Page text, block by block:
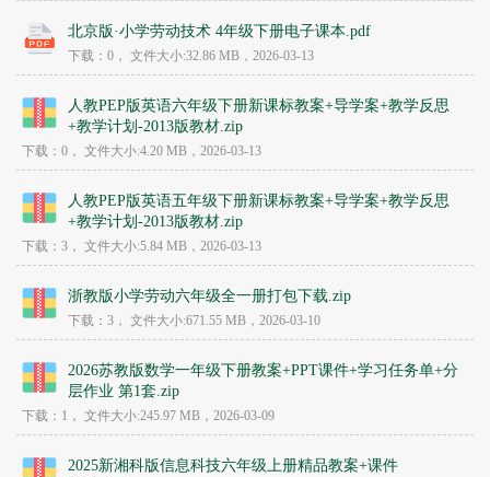
北京版·小学劳动技术 4年级下册电子课本.pdf
下载：0， 文件大小:32.86 MB ，2026-03-13
人教PEP版英语六年级下册新课标教案+导学案+教学反思
+教学计划-2013版教材.zip
下载：0， 文件大小:4.20 MB ，2026-03-13
人教PEP版英语五年级下册新课标教案+导学案+教学反思
+教学计划-2013版教材.zip
下载：3， 文件大小:5.84 MB ，2026-03-13
浙教版小学劳动六年级全一册打包下载.zip
下载：3， 文件大小:671.55 MB ，2026-03-10
2026苏教版数学一年级下册教案+PPT课件+学习任务单+分
层作业 第1套.zip
下载：1， 文件大小:245.97 MB ，2026-03-09
2025新湘科版信息科技六年级上册精品教案+课件